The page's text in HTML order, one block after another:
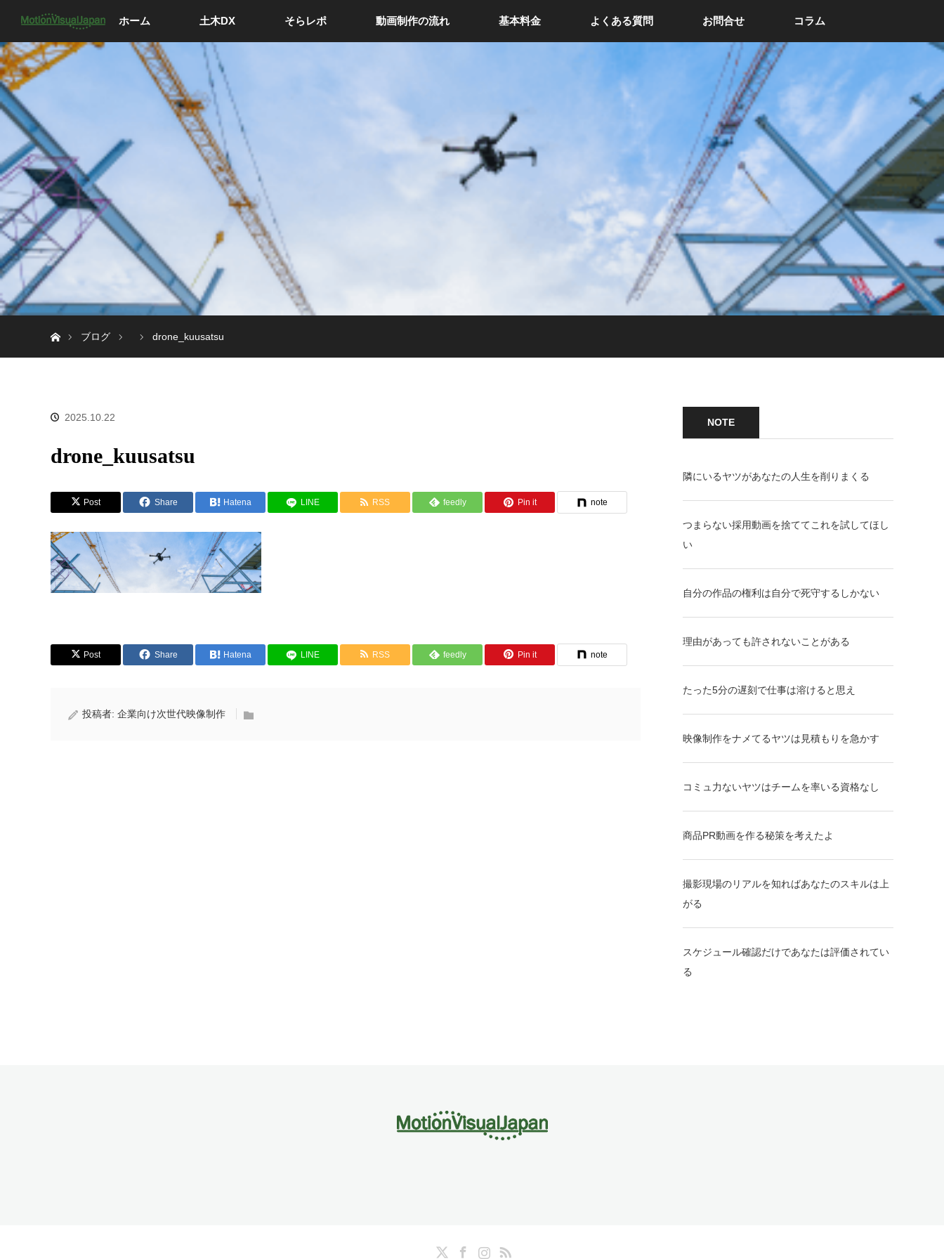
ホーム 土木DX そらレポ 動画制作の流れ 基本料金 よくある質問 お問合せ コラム
ブログ
drone_kuusatsu
2025.10.22
drone_kuusatsu
Post Share Hatena LINE RSS feedly Pin it note
Post Share Hatena LINE RSS feedly Pin it note
投稿者: 企業向け次世代映像制作
NOTE
隣にいるヤツがあなたの人生を削りまくる
つまらない採用動画を捨ててこれを試してほし
い
自分の作品の権利は自分で死守するしかない
理由があっても許されないことがある
たった5分の遅刻で仕事は溶けると思え
映像制作をナメてるヤツは見積もりを急かす
コミュ力ないヤツはチームを率いる資格なし
商品PR動画を作る秘策を考えたよ
撮影現場のリアルを知ればあなたのスキルは上
がる
スケジュール確認だけであなたは評価されてい
る
RSS